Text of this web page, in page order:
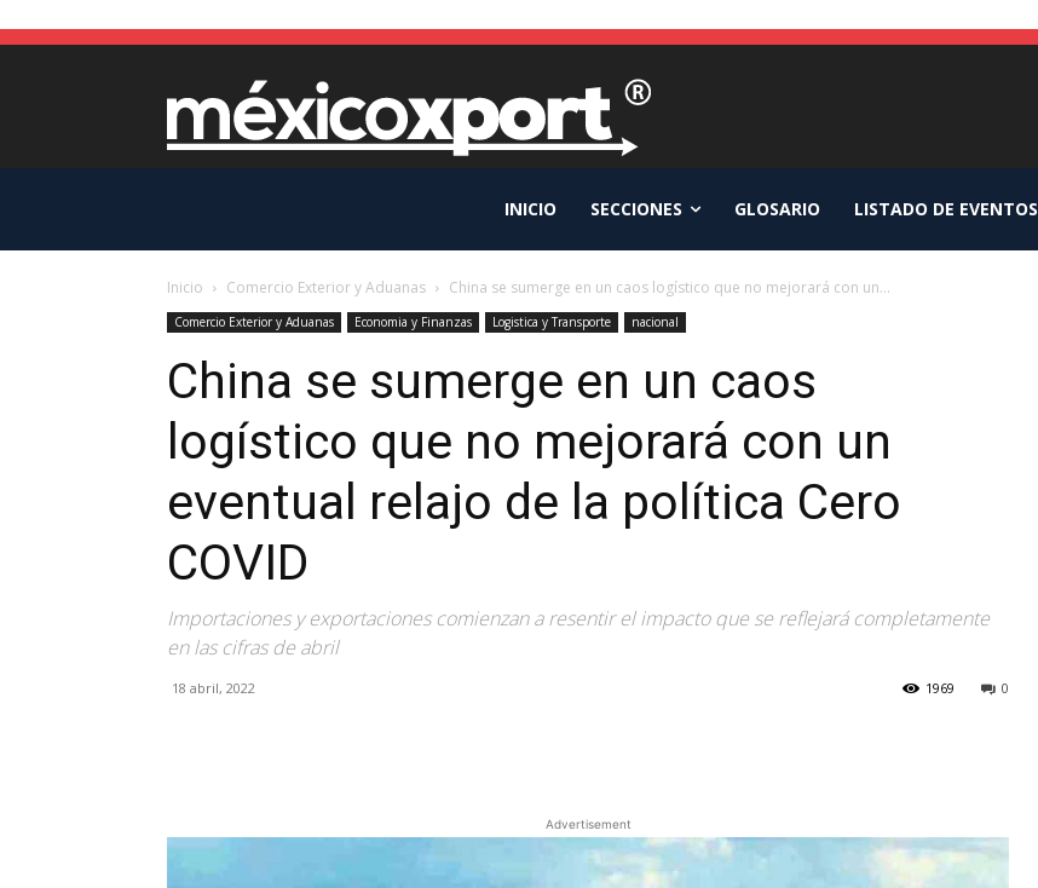
INICIO SECCIONES GLOSARIO LISTADO DE EVENTOS
Inicio Comercio Exterior y Aduanas China se sumerge en un caos logístico que no mejorará con un...
Comercio Exterior y Aduanas Economia y Finanzas Logistica y Transporte nacional
China se sumerge en un caos
logístico que no mejorará con un
eventual relajo de la política Cero
COVID
Importaciones y exportaciones comienzan a resentir el impacto que se reflejará completamente
en las cifras de abril
18 abril, 2022 0
1969
Advertisement